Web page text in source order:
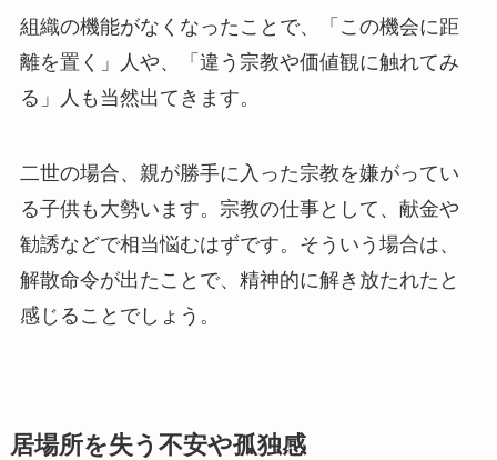
組織の機能がなくなったことで、「この機会に距
離を置く」人や、「違う宗教や価値観に触れてみ
る」人も当然出てきます。
二世の場合、親が勝手に入った宗教を嫌がってい
る子供も大勢います。宗教の仕事として、献金や
勧誘などで相当悩むはずです。そういう場合は、
解散命令が出たことで、精神的に解き放たれたと
感じることでしょう。
居場所を失う不安や孤独感